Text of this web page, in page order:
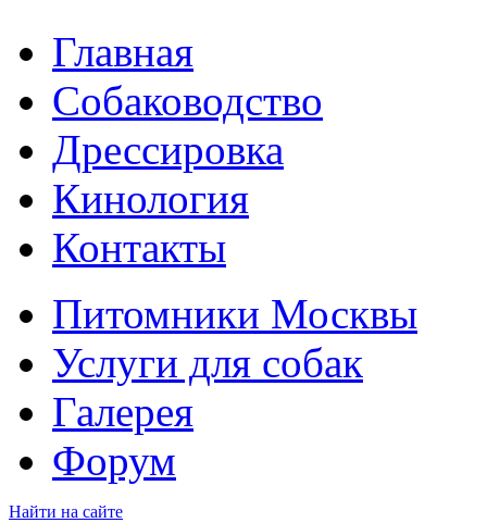
Главная
Собаководство
Дрессировка
Кинология
Контакты
Питомники Москвы
Услуги для собак
Галерея
Форум
Найти на сайте